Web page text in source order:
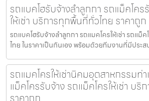
รถแบคโฮรับจ้างลำลูกกา รถแม็คโคร
ให้เช่า บริการทุกพื้นที่ทั่วไทย ราคาถูก
รถแบคโฮรับจ้างลำลูกกา รถแมคโครให้เช่า รถแม็
ไทย ในราคาเป็นกันเอง พร้อมด้วยทีมงานที่มีประ
รถแมคโครให้เช่านิคมอุตสาหกรรมท่
แม็คโครรับจ้าง รถแม็คโครให้เช่า บ